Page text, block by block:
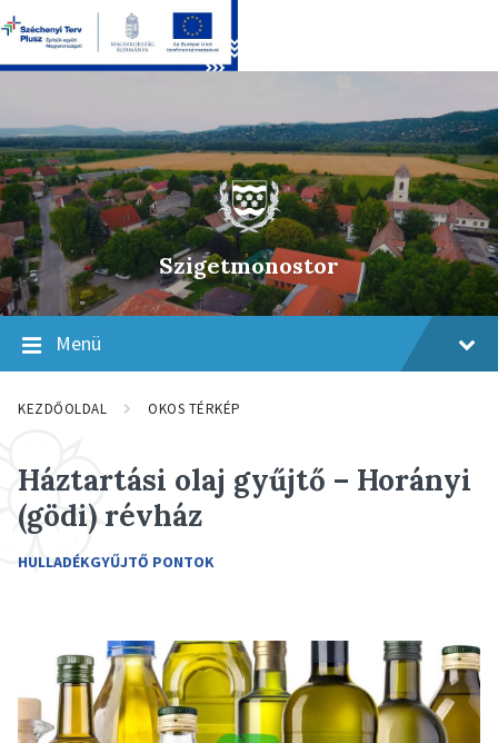
content
main
navigation
footer
Szigetmonostor
Menü
KEZDŐOLDAL OKOS TÉRKÉP
Háztartási olaj gyűjtő – Horányi
(gödi) révház
HULLADÉKGYŰJTŐ PONTOK